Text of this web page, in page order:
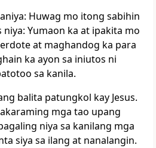
Huwag mo itong sabihin
Yumaon ka at ipakita mo
at maghandog ka para
ka ayon sa iniutos ni
sa kanila.
balita patungkol kay Jesus.
mga tao upang
niya sa kanilang mga
siya sa ilang at nanalangin.